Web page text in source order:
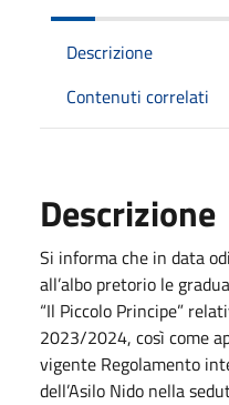
Descrizione
Contenuti correlati
Descrizione
Si informa che in data
all’albo pretorio le
“Il Piccolo Principe”
2023/2024, così come
vigente Regolamento
dell’Asilo Nido nella